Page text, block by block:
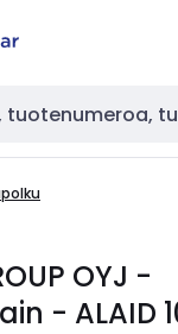
OYJ -
- ALAID